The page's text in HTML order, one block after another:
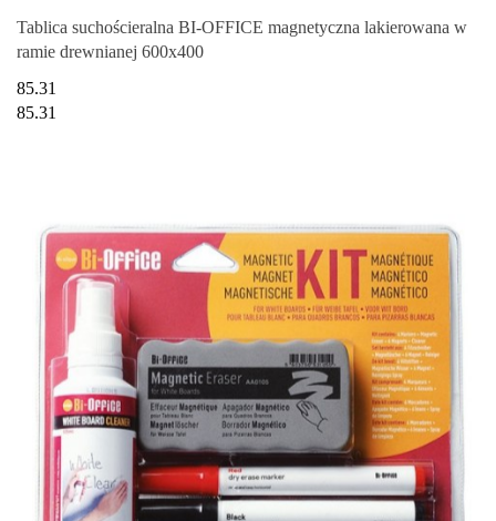
Tablica suchościeralna BI-OFFICE magnetyczna lakierowana w
ramie drewnianej 600x400
85.31
85.31